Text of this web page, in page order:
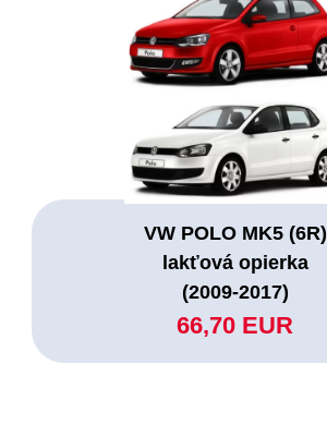
VW POLO MK5 (6R)
lakťová opierka
(2009-2017)
66,70 EUR